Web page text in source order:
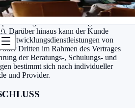
die Überlassung von Software des
Service (SaaS) Modell zur Nutzung
und Verarbeitung von Daten
Darüber hinaus kann der Kunde
Entwicklungsdienstleistungen von
Dritten im Rahmen des Vertrages
der Beratungs-, Schulungs- und
bestimmt sich nach individueller
und Provider.